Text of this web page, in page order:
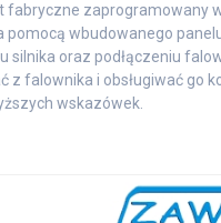
fabryczne zaprogramowany
pomocą wbudowanego
silnika oraz podłączeniu
z falownika i obsługiwać go
wskazówek.